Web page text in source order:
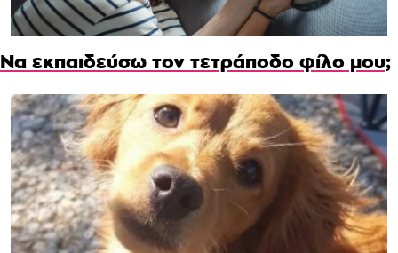
Να εκπαιδεύσω τον τετράποδο φίλο μου;